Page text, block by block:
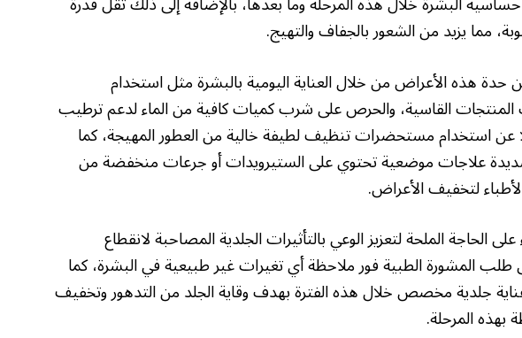
مما يزيد من الشعور بالجفاف والتهيج.
هذه الأعراض من خلال العناية اليومية بالبشرة مثل استخدام
المنتجات القاسية، والحرص على شرب كميات كافية من الماء لدعم ترطيب
عن استخدام مستحضرات تنظيف لطيفة خالية من العطور المهيجة، كما
علاجات موضعية تحتوي على الستيرويدات أو جرعات منخفضة من
لتخفيف الأعراض.
الحاجة الملحة لتعزيز الوعي بالتأثيرات الجلدية المصاحبة لانقطاع
طلب المشورة الطبية فور ملاحظة أي تغيرات غير طبيعية في البشرة، كما
جلدية مخصص خلال هذه الفترة بهدف وقاية الجلد من التدهور وتخفيف
بهذه المرحلة.